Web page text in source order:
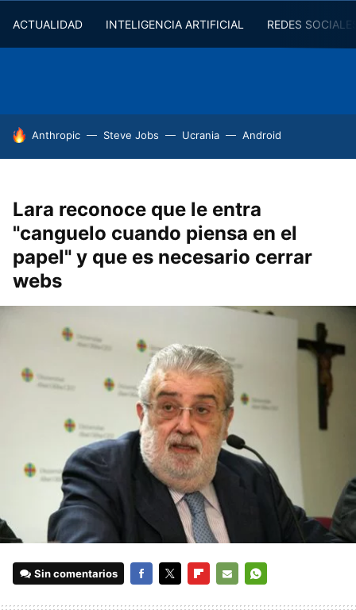
ACTUALIDAD INTELIGENCIA ARTIFICIAL REDES
HOY SE HABLA DE
Anthropic Steve Jobs Ucrania Android
Lara reconoce que le entra
"canguelo cuando piensa en el
papel" y que es necesario cerrar
webs
Sin comentarios